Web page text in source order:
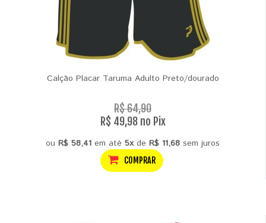
Calção Placar Taruma Adulto Preto/dourado
R$ 64,90
R$ 49,98 no Pix
ou R$ 58,41 em até 5xde R$ 11,68 sem juros
COMPRAR